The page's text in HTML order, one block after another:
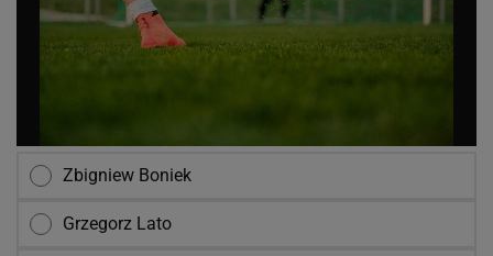
Zbigniew Boniek
Grzegorz Lato